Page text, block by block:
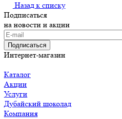
Назад к списку
Подписаться
на новости и акции
Подписаться
Интернет-магазин
Каталог
Акции
Услуги
Дубайский шоколад
Компания